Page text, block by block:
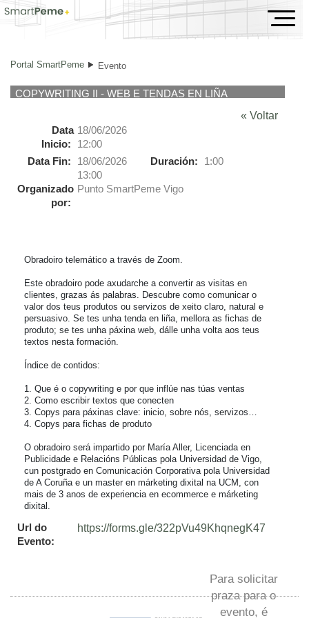
Evento
Portal SmartPeme Evento
COPYWRITING II - WEB E TENDAS EN LIÑA
« Voltar
Data
Inicio:
18/06/2026
12:00
Data Fin:
18/06/2026
13:00
Duración: 1:00
Organizado
por:
Punto SmartPeme Vigo
Obradoiro telemático a través de Zoom.
Este obradoiro pode axudarche a convertir as visitas en
clientes, grazas ás palabras. Descubre como comunicar o
valor dos teus produtos ou servizos de xeito claro, natural e
persuasivo. Se tes unha tenda en liña, mellora as fichas de
produto; se tes unha páxina web, dálle unha volta aos teus
textos nesta formación.
Índice de contidos:
1. Que é o copywriting e por que inflúe nas túas ventas
2. Como escribir textos que conecten
3. Copys para páxinas clave: inicio, sobre nós, servizos…
4. Copys para fichas de produto
O obradoiro será impartido por María Aller, Licenciada en
Publicidade e Relacións Públicas pola Universidad de Vigo,
cun postgrado en Comunicación Corporativa pola Universidad
de A Coruña e un master en márketing dixital na UCM, con
mais de 3 anos de experiencia en ecommerce e márketing
dixital.
Url do
Evento:
https://forms.gle/322pVu49KhqnegK47
Para solicitar
praza para o
evento, é